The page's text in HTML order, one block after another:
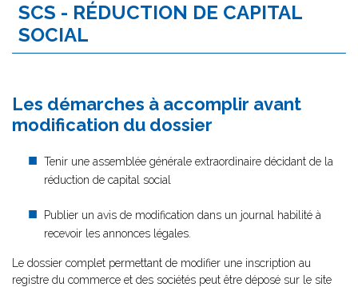
SCS - RÉDUCTION DE CAPITAL
SOCIAL
Les démarches à accomplir avant
modification du dossier
Tenir une assemblée générale extraordinaire décidant de la
réduction de capital social
Publier un avis de modification dans un journal habilité à
recevoir les annonces légales.
Le dossier complet permettant de modifier une inscription au
registre du commerce et des sociétés peut être déposé sur le site